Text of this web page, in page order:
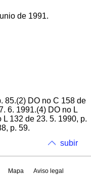
de 1991.
85.(2) DO no C 158 de
6. 1991.(4) DO no L
132 de 23. 5. 1990, p.
p. 59.
subir
Mapa
Aviso legal